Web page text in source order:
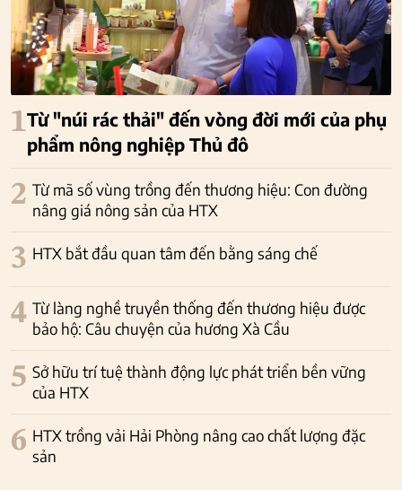
1Từ "núi rác thải" đến vòng đời mới của phụ
phẩm nông nghiệp Thủ đô
2 Từ mã số vùng trồng đến thương hiệu: Con đường
nâng giá nông sản của HTX
3 HTX bắt đầu quan tâm đến bằng sáng chế
4 Từ làng nghề truyền thống đến thương hiệu được
bảo hộ: Câu chuyện của hương Xà Cầu
5 Sở hữu trí tuệ thành động lực phát triển bền vững
của HTX
6 HTX trồng vải Hải Phòng nâng cao chất lượng đặc
sản